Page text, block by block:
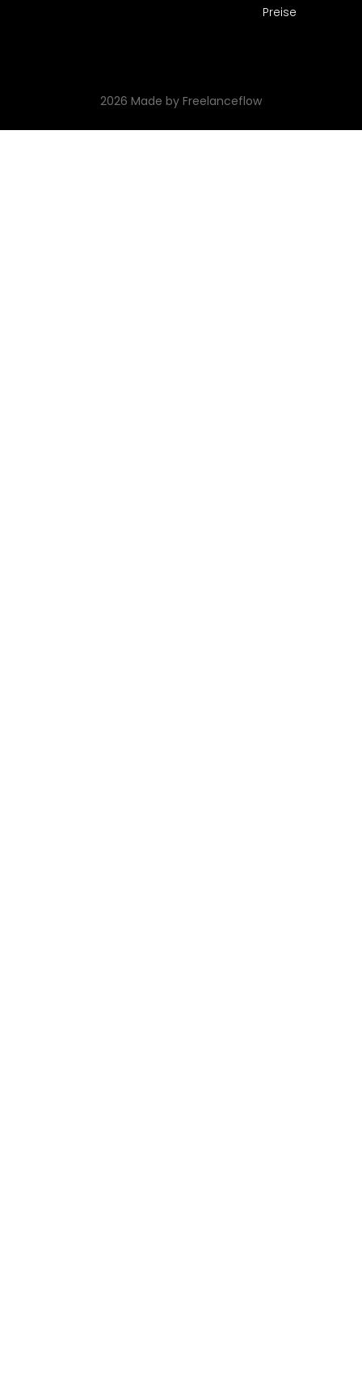
Preise
2026 Made by Freelanceflow